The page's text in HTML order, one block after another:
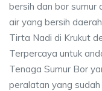
bersih dan bor sumur
air yang bersih
Tirta Nadi di Krukut
Terpercaya untuk
Tenaga Sumur Bor
peralatan yang